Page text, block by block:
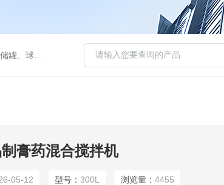
等各种生产线
膏药混合搅拌机
05-12 型号：300L 浏览量：4455